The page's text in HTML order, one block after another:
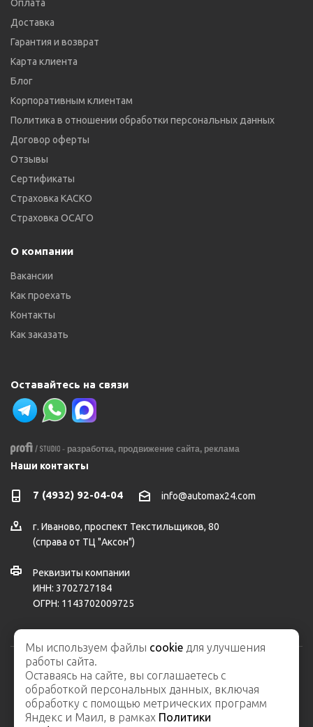
Оплата
Доставка
Гарантия и возврат
Карта клиента
Блог
Корпоративным клиентам
Политика в отношении обработки персональных данных
Договор оферты
Отзывы
Сертификаты
Страховка КАСКО
Страховка ОСАГО
О компании
Вакансии
Как проехать
Контакты
Как заказать
Оставайтесь на связи
- разработка, продвижение сайта, реклама
Наши контакты
7 (4932) 92-04-04 info@automax24.com
г. Иваново, проспект Текстильщиков, 80
(справа от ТЦ "Аксон")
Реквизиты компании
ИНН: 3702727184
ОГРН: 1143702009725
2026 © ООО "АвтоМакс" – интернет-магазин автозапчастей и
автосервис
Карта сайта
Мы используем файлы cookie для улучшения
работы сайта.
Оставаясь на сайте, вы соглашаетесь с
обработкой персональных данных, включая
обработку с помощью метрических программ
Яндекс и Маил, в рамках Политики